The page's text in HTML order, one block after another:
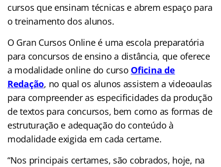
cursos que ensinam técnicas e abrem espaço para
o treinamento dos alunos.
O Gran Cursos Onlineé uma escola preparatória
para concursos de ensino a distância, que oferece
a modalidade online do curso Oficina de
Redação, no qual os alunos assistem a videoaulas
para compreender as especificidades da produção
de textos para concursos, bem como as formas de
estruturação e adequação do conteúdo à
modalidade exigida em cada certame.
“Nos principais certames, são cobrados, hoje, na